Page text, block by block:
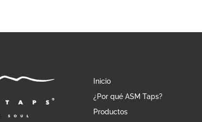
Inicio
¿Por qué ASM Taps?
Productos